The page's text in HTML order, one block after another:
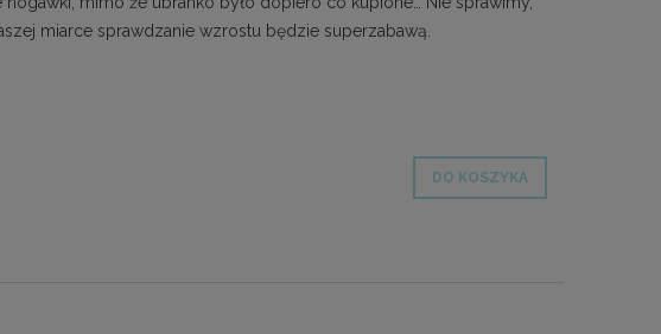
miarce sprawdzanie wzrostu będzie superzabawą.
DO KOSZYKA